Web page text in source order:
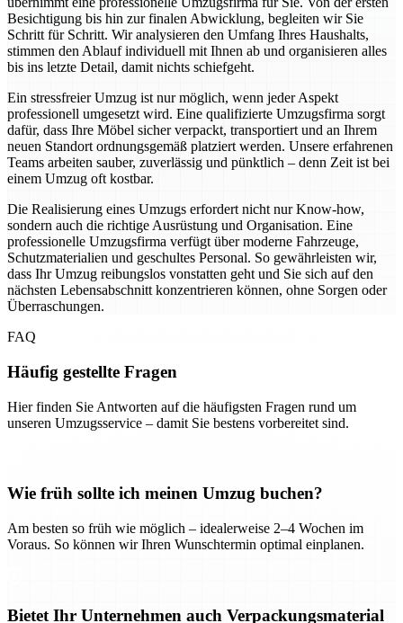
Besichtigung bis hin zur finalen Abwicklung, begleiten wir Sie
Schritt für Schritt. Wir analysieren den Umfang Ihres Haushalts,
stimmen den Ablauf individuell mit Ihnen ab und organisieren alles
bis ins letzte Detail, damit nichts schiefgeht.
Ein stressfreier Umzug ist nur möglich, wenn jeder Aspekt
professionell umgesetzt wird. Eine qualifizierte Umzugsfirma sorgt
dafür, dass Ihre Möbel sicher verpackt, transportiert und an Ihrem
neuen Standort ordnungsgemäß platziert werden. Unsere erfahrenen
Teams arbeiten sauber, zuverlässig und pünktlich – denn Zeit ist bei
einem Umzug oft kostbar.
Die Realisierung eines Umzugs erfordert nicht nur Know-how,
sondern auch die richtige Ausrüstung und Organisation. Eine
professionelle Umzugsfirma verfügt über moderne Fahrzeuge,
Schutzmaterialien und geschultes Personal. So gewährleisten wir,
dass Ihr Umzug reibungslos vonstatten geht und Sie sich auf den
nächsten Lebensabschnitt konzentrieren können, ohne Sorgen oder
Überraschungen.
FAQ
Häufig gestellte Fragen
Hier finden Sie Antworten auf die häufigsten Fragen rund um
unseren Umzugsservice – damit Sie bestens vorbereitet sind.
Wie früh sollte ich meinen Umzug buchen?
Am besten so früh wie möglich – idealerweise 2–4 Wochen im
Voraus. So können wir Ihren Wunschtermin optimal einplanen.
Bietet Ihr Unternehmen auch Verpackungsmaterial